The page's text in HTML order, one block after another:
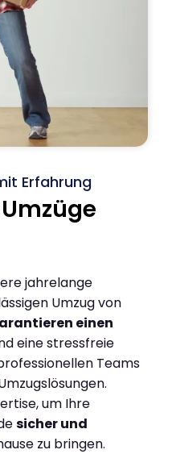
Erfahrung
jahrelange
Umzug von
einen
eine stressfreie
Teams
um Ihre
sicher und
zu bringen.